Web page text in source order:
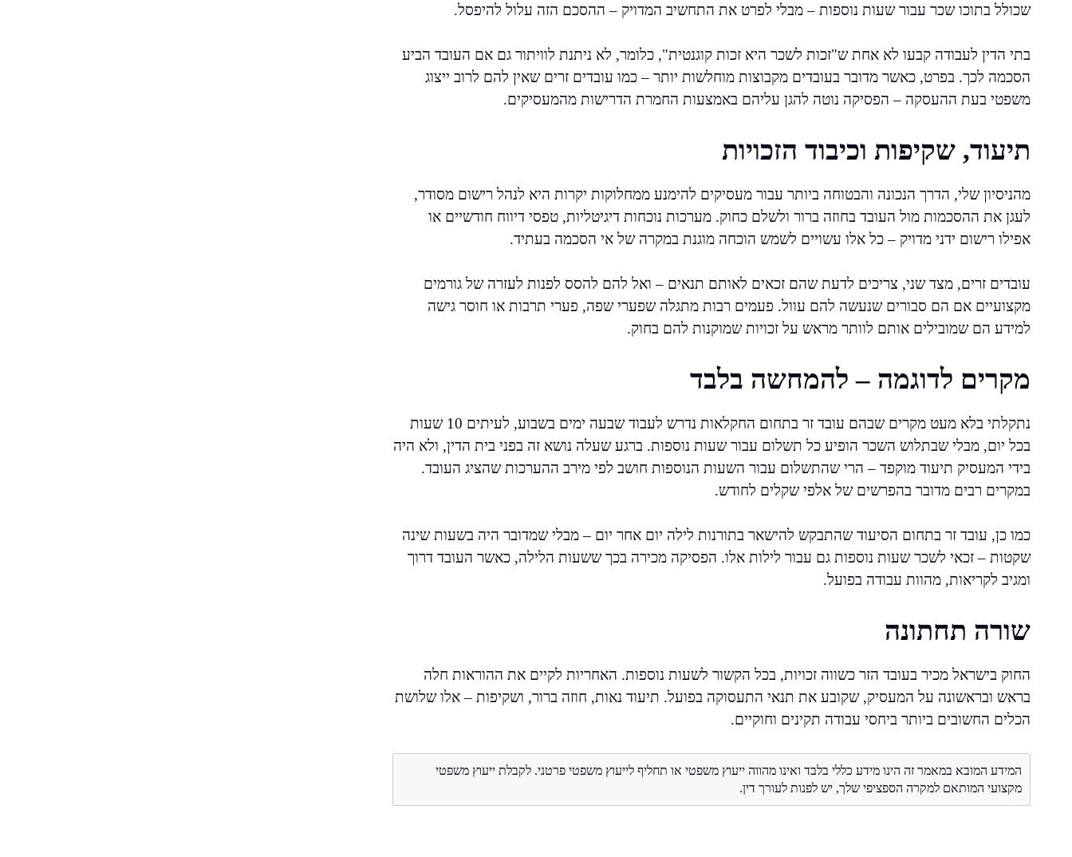
שכולל בתוכו שכר עבור שעות נוספות – מבלי לפרט את התחשיב המדויק – ההסכם הזה עלול להיפסל.
בתי הדין לעבודה קבעו לא אחת ש"זכות לשכר היא זכות קוגנטית", כלומר, לא ניתנת לוויתור גם אם העובד הביע
הסכמה לכך. בפרט, כאשר מדובר בעובדים מקבוצות מוחלשות יותר – כמו עובדים זרים שאין להם לרוב ייצוג
משפטי בעת ההעסקה – הפסיקה נוטה להגן עליהם באמצעות החמרת הדרישות מהמעסיקים.
תיעוד, שקיפות וכיבוד הזכויות
מהניסיון שלי, הדרך הנכונה והבטוחה ביותר עבור מעסיקים להימנע ממחלוקות יקרות היא לנהל רישום מסודר,
לעגן את ההסכמות מול העובד בחוזה ברור ולשלם כחוק. מערכות נוכחות דיגיטליות, טפסי דיווח חודשיים או
אפילו רישום ידני מדויק – כל אלו עשויים לשמש הוכחה מוגנת במקרה של אי הסכמה בעתיד.
עובדים זרים, מצד שני, צריכים לדעת שהם זכאים לאותם תנאים – ואל להם להסס לפנות לעזרה של גורמים
מקצועיים אם הם סבורים שנעשה להם עוול. פעמים רבות מתגלה שפערי שפה, פערי תרבות או חוסר גישה
למידע הם שמובילים אותם לוותר מראש על זכויות שמוקנות להם בחוק.
מקרים לדוגמה – להמחשה בלבד
נתקלתי בלא מעט מקרים שבהם עובד זר בתחום החקלאות נדרש לעבוד שבעה ימים בשבוע, לעיתים 10 שעות
בכל יום, מבלי שבתלוש השכר הופיע כל תשלום עבור שעות נוספות. ברגע שעלה נושא זה בפני בית הדין, ולא היה
בידי המעסיק תיעוד מוקפד – הרי שהתשלום עבור השעות הנוספות חושב לפי מירב ההערכות שהציג העובד.
במקרים רבים מדובר בהפרשים של אלפי שקלים לחודש.
כמו כן, עובד זר בתחום הסיעוד שהתבקש להישאר בתורנות לילה יום אחר יום – מבלי שמדובר היה בשעות שינה
שקטות – זכאי לשכר שעות נוספות גם עבור לילות אלו. הפסיקה מכירה בכך ששעות הלילה, כאשר העובד דרוך
ומגיב לקריאות, מהוות עבודה בפועל.
שורה תחתונה
החוק בישראל מכיר בעובד הזר כשווה זכויות, בכל הקשור לשעות נוספות. האחריות לקיים את ההוראות חלה
בראש ובראשונה על המעסיק, שקובע את תנאי התעסוקה בפועל. תיעוד נאות, חוזה ברור, ושקיפות – אלו שלושת
הכלים החשובים ביותר ביחסי עבודה תקינים וחוקיים.
המידע המובא במאמר זה הינו מידע כללי בלבד ואינו מהווה ייעוץ משפטי או תחליף לייעוץ משפטי פרטני. לקבלת ייעוץ משפטי
מקצועי המותאם למקרה הספציפי שלך, יש לפנות לעורך דין.